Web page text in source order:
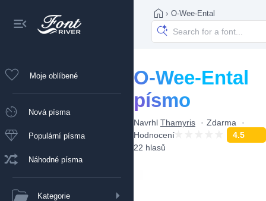
Moje oblíbené
Nová písma
Populární písma
Náhodné písma
Kategorie
› O-Wee-Ental
O-Wee-Ental
písmo
Navrhl Thamyris
Zdarma
Hodnocení
4.5
22 hlasů